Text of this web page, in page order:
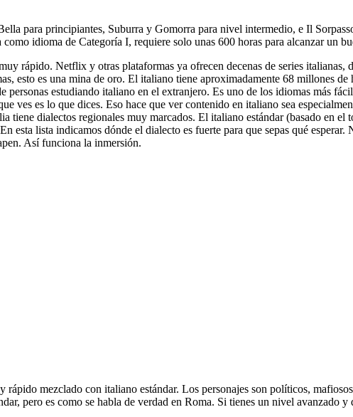
para principiantes, Suburra y Gomorra para nivel intermedio, e Il
idioma de Categoría I, requiere solo unas 600 horas para alcanzar un
rápido. Netflix y otras plataformas ya ofrecen decenas de series italianas,
esto es una mina de oro. El italiano tiene aproximadamente 68 millones
estudiando italiano en el extranjero. Es uno de los idiomas más
ves es lo que dices. Eso hace que ver contenido en italiano sea
dialectos regionales muy marcados. El italiano estándar (basado en el
lista indicamos dónde el dialecto es fuerte para que sepas qué esperar.
Así funciona la inmersión.
mezclado con italiano estándar. Los personajes son políticos,
pero es como se habla de verdad en Roma. Si tienes un nivel avanzado y